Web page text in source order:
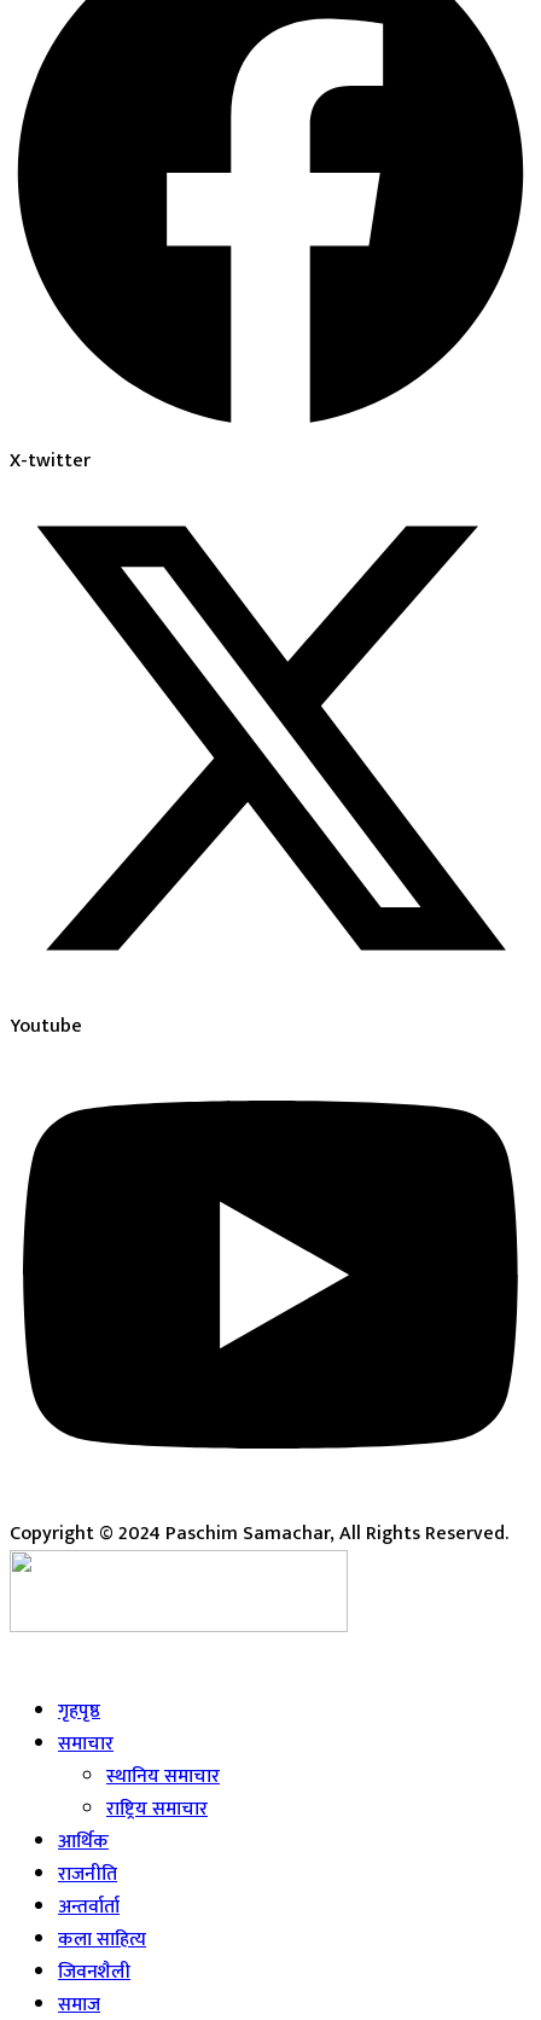
X-twitter
Youtube
Copyright © 2024 Paschim Samachar, All Rights Reserved.
गृहपृष्ठ
समाचार
स्थानिय समाचार
राष्ट्रिय समाचार
आर्थिक
राजनीति
अन्तर्वार्ता
कला साहित्य
जिवनशैली
समाज